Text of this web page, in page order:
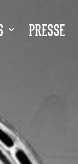
PRESSE